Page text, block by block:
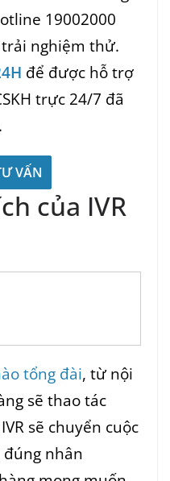
19002000
trải nghiệm thử.
để được hỗ trợ
trực 24/7 đã
VẤN
của IVR
tổng đài, từ nội
sẽ thao tác
sẽ chuyển cuộc
đúng nhân